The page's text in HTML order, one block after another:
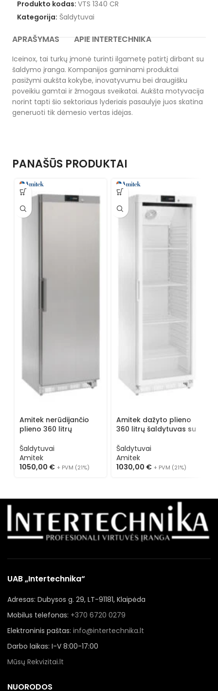
Produkto kodas: VTS 1340 CR
Kategorija: Šaldytuvai
APRAŠYMAS APIE INTERTECHNIKA
Iceinox, tai turkų įmonė turinti ilgametę patirtį dirbant su
šaldymo įranga. Kompanijos gaminami produktai
pasižymi aukšta kokybe, inovatyvumu bei draugišku
poveikiu gamtai ir žmogaus sveikatai. Aukšta motyvacija
norint tapti šio sektoriaus lyderiais pasaulyje juos skatina
generuoti tik dėmesio vertas idėjas.
PANAŠŪS PRODUKTAI
Amitek nerūdijančio
plieno 360 litrų
SS
Šaldytuvai
Amitek
1050,00 € + PVM (21%)
Amitek dažyto plieno
360 litrų šaldytuvas su
Šaldytuvai
Amitek
1030,00 € + PVM (21%)
UAB „Intertechnika“
Adresas: Dubysos g. 29, LT-91181, Klaipėda
Mobilus telefonas: +370 6720 0279
Elektroninis paštas: info@intertechnika.lt
Darbo laikas: I-V 8:00-17:00
Mūsų Rekvizitai.lt
NUORODOS